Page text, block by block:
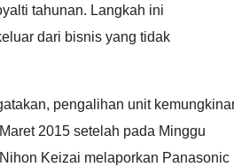
tahunan. Langkah ini
dari bisnis yang tidak
pengalihan unit
2015 setelah pada Minggu
Keizai melaporkan Panasonic